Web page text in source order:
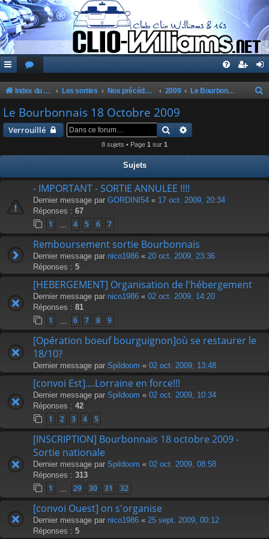
Index du forum Les sorties Nos précédentes sorties 2009 Le Bourbonnais 18 Octobre 2009
Le Bourbonnais 18 Octobre 2009
Verrouillé Rechercher
8 sujets • Page 1 sur 1
Sujets
- IMPORTANT - SORTIE ANNULEE !!!!
Dernier message par GORDINI54 « 17 oct. 2009, 20:34
Réponses : 67
1 4 5 6 7
Remboursement sortie Bourbonnais
Dernier message par nico1986 « 20 oct. 2009, 23:36
Réponses : 5
[HEBERGEMENT] Organisation de l'hébergement
Dernier message par nico1986 « 02 oct. 2009, 14:20
Réponses : 81
1 6 7 8 9
[Opération boeuf bourguignon]où se restaurer le
18/10?
Dernier message par Spildoom « 02 oct. 2009, 13:48
[convoi Est]....Lorraine en force!!!
Dernier message par Spildoom « 02 oct. 2009, 10:34
Réponses : 42
1 2 3 4 5
[INSCRIPTION] Bourbonnais 18 octobre 2009 -
Sortie nationale
Dernier message par Spildoom « 02 oct. 2009, 08:58
Réponses : 313
1 29 30 31 32
[convoi Ouest] on s'organise
Dernier message par nico1986 « 25 sept. 2009, 00:12
Réponses : 5